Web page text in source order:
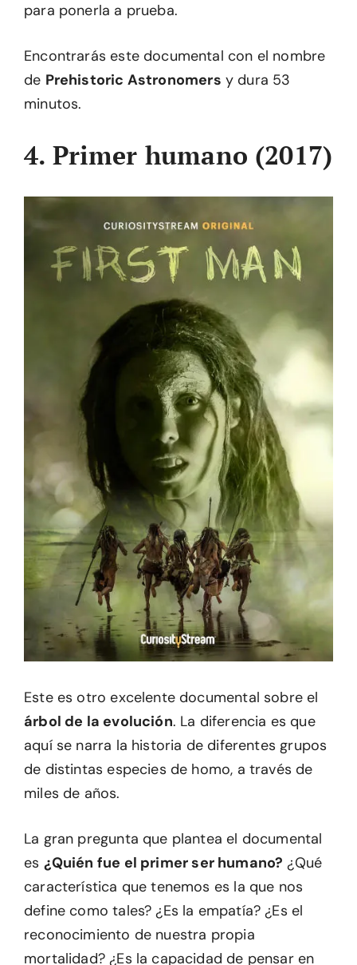
para ponerla a prueba.
Encontrarás este documental con el nombre
de Prehistoric Astronomers y dura 53
minutos.
4. Primer humano (2017)
Este es otro excelente documental sobre el
árbol de la evolución. La diferencia es que
aquí se narra la historia de diferentes grupos
de distintas especies de homo, a través de
miles de años.
La gran pregunta que plantea el documental
es ¿Quién fue el primer ser humano? ¿Qué
característica que tenemos es la que nos
define como tales? ¿Es la empatía? ¿Es el
reconocimiento de nuestra propia
mortalidad? ¿Es la capacidad de pensar en